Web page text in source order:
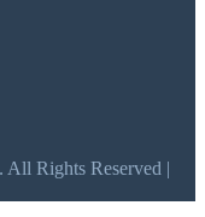
Rights Reserved |